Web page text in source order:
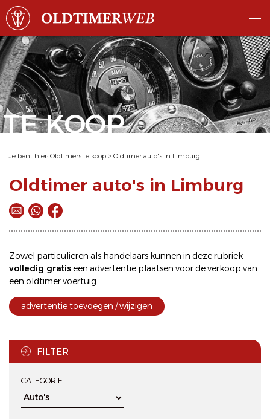
TE KOOP
Je bent hier: Oldtimers te koop > Oldtimer auto's in Limburg
Oldtimer auto's in Limburg
Zowel particulieren als handelaars kunnen in deze rubriek
volledig gratis een advertentie plaatsen voor deverkoop van
een oldtimer voertuig.
advertentie toevoegen / wijzigen
FILTER
CATEGORIE